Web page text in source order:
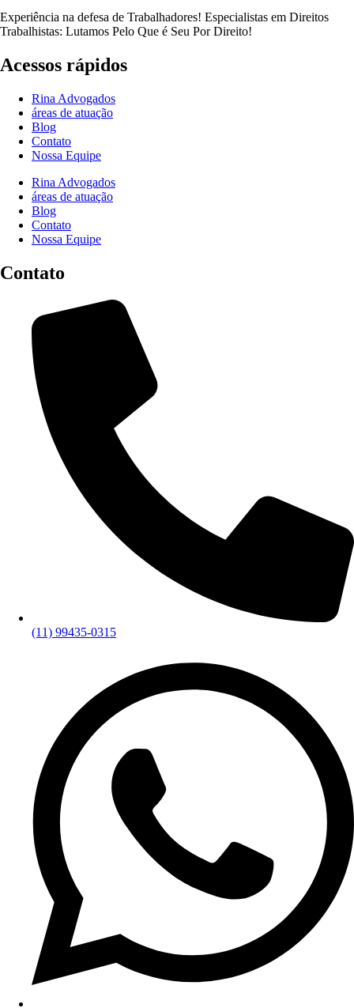
Experiência na defesa de Trabalhadores! Especialistas em Direitos
Trabalhistas: Lutamos Pelo Que é Seu Por Direito!
Acessos rápidos
Rina Advogados
áreas de atuação
Blog
Contato
Nossa Equipe
Rina Advogados
áreas de atuação
Blog
Contato
Nossa Equipe
Contato
(11) 99435-0315